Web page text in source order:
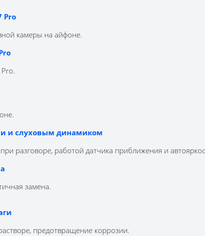
Pro
камеры на айфоне.
и слуховым динамиком
разговоре, работой датчика приближения и
замена.
предотвращение коррозии.